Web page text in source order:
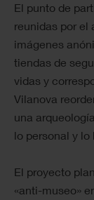
El punto de
reunidas por el
imágenes
tiendas de
vidas y
Vilanova
una
lo personal y
El proyecto
«anti-museo»